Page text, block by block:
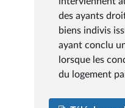
des ayants
biens indivis
ayant conclu
lorsque les
du logement